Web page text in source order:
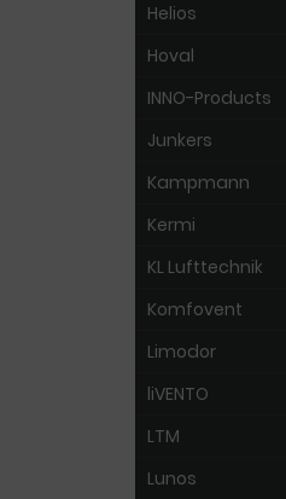
Helios
Hoval
INNO-Products
Junkers
Kampmann
Kermi
KL Lufttechnik
Komfovent
Limodor
liVENTO
LTM
Lunos